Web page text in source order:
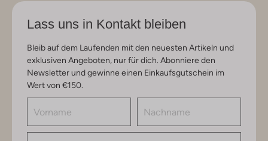
Lass uns in Kontakt bleiben
Bleib auf dem Laufenden mit den neuesten Artikeln und
exklusiven Angeboten, nur für dich. Abonniere den
Newsletter und gewinne einen Einkaufsgutschein im
Wert von €150.